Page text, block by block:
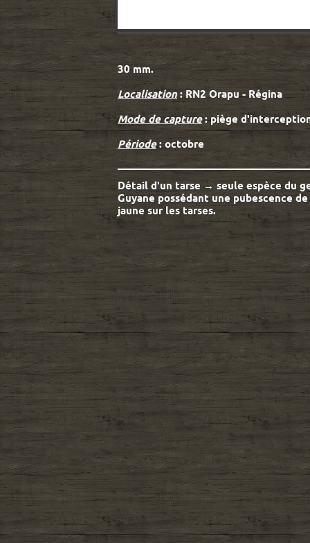
30 mm.
Localisation: RN2 Orapu - Régina
Mode de capture: piège
Période: octobre
Détail d'un tarse → seule espèce du
Guyane possédant une pubescence
jaune sur les tarses.